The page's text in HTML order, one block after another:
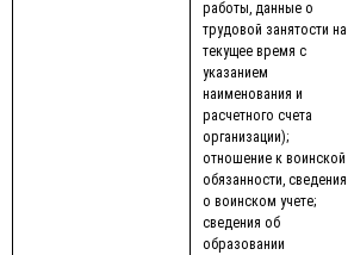
работы, данные о
трудовой занятости на
текущее время с
указанием
наименования и
расчетного счета
организации);
отношение к воинской
обязанности, сведения
о воинском учете;
сведения об
образовании